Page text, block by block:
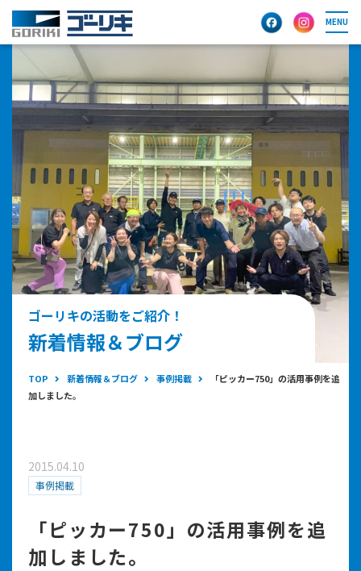
MENU
ゴーリキの活動をご紹介！
新着情報＆ブログ
TOP 新着情報＆ブログ 事例掲載
「ピッカー750」の活用事例を追
加しました。
2015.04.10
事例掲載
「ピッカー750」の活用事例を追
加しました。